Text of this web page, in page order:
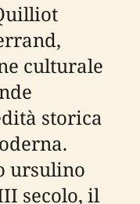
culturale
storica
ursulino
secolo, il